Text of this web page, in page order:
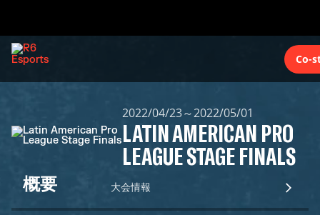
Co-
2022/04/23～2022/05/01
LATIN AMERICAN PRO
LEAGUE STAGE FINALS
概要 大会情報